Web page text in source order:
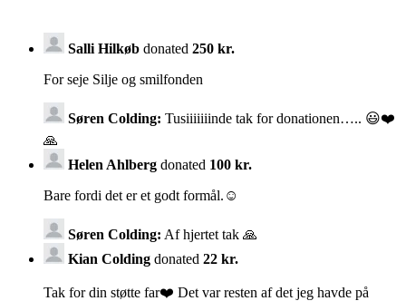
Salli Hilkøb donated 250 kr.
For seje Silje og smilfonden
Søren Colding: Tusiiiiiiinde tak for donationen….. 😃❤️
🙏
Helen Ahlberg donated 100 kr.
Bare fordi det er et godt formål.☺️
Søren Colding: Af hjertet tak 🙏
Kian Colding donated 22 kr.
Tak for din støtte far❤️ Det var resten af det jeg havde på